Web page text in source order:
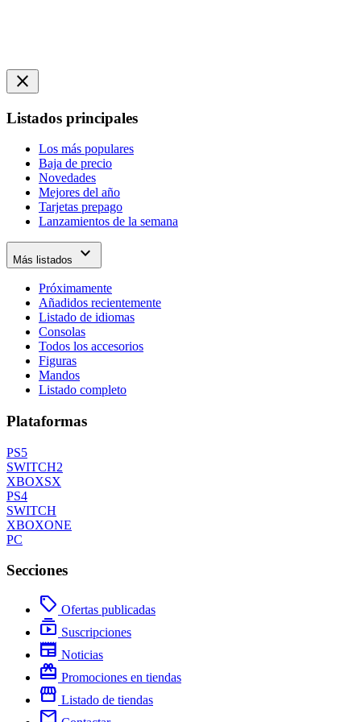
close
Listados principales
Los más populares
Baja de precio
Novedades
Mejores del año
Tarjetas prepago
Lanzamientos de la semana
Más listados expand_more
Próximamente
Añadidos recientemente
Listado de idiomas
Consolas
Todos los accesorios
Figuras
Mandos
Listado completo
Plataformas
PS5
SWITCH2
XBOXSX
PS4
SWITCH
XBOXONE
PC
Secciones
local_offer Ofertas publicadas
subscriptions Suscripciones
newspaper Noticias
redeem Promociones en tiendas
storefront Listado de tiendas
mail